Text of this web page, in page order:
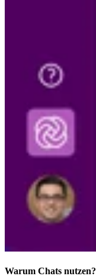
Warum Chats nutzen?